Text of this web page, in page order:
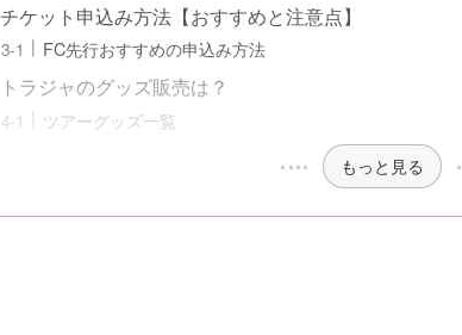
チケット申込み方法【おすすめと注意点】
FC先行おすすめの申込み方法
トラジャのグッズ販売は？
ツアーグッズ一覧
もっと見る